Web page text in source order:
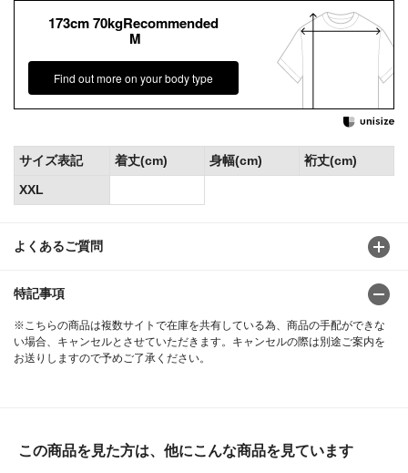
よくあるご質問
特記事項
※こちらの商品は複数サイトで在庫を共有している為、商品の手配ができな
い場合、キャンセルとさせていただきます。キャンセルの際は別途ご案内を
お送りしますので予めご了承ください。
サイズ表記 着丈(cm) 身幅(cm)
裄丈(cm)
XXL
173cm 70kgRecommended
M
Find out more on your body type
この商品を見た方は、他にこんな商品を見ています